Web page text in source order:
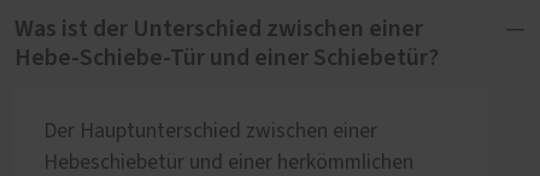
Was ist der Unterschied zwischen einer
Hebe-Schiebe-Tür und einer Schiebetür?
Der Hauptunterschied zwischen einer
Hebeschiebetür und einer herkömmlichen